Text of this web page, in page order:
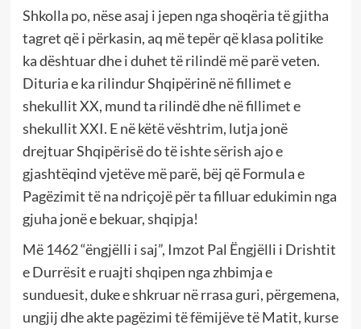
Shkolla po, nëse asaj i jepen nga shoqëria të gjitha
tagret që i përkasin, aq më tepër që klasa politike
ka dështuar dhe i duhet të rilindë më parë veten.
Dituria e ka rilindur Shqipërinë në fillimet e
shekullit XX, mund ta rilindë dhe në fillimet e
shekullit XXI. E në këtë vështrim, lutja jonë
drejtuar Shqipërisë do të ishte sërish ajo e
gjashtëqind vjetëve më parë, bëj që Formula e
Pagëzimit të na ndriçojë për ta filluar edukimin nga
gjuha jonë e bekuar, shqipja!
Më 1462 “ëngjëlli i saj”, Imzot Pal Ëngjëlli i Drishtit
e Durrësit e ruajti shqipen nga zhbimja e
sunduesit, duke e shkruar në rrasa guri, përgemena,
ungjij dhe akte pagëzimi të fëmijëve të Matit, kurse